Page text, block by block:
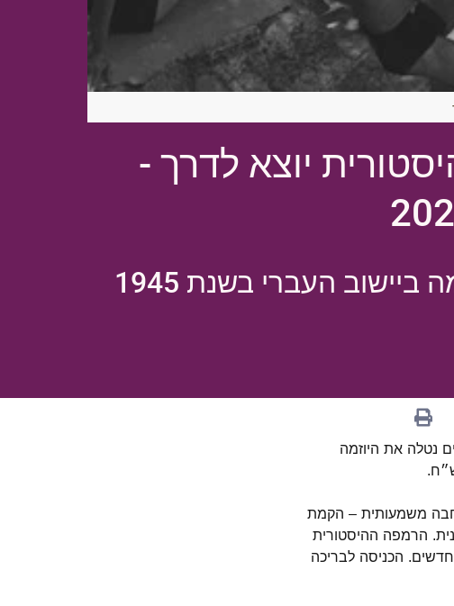
יוצא לדרך -
העברי בשנת 1945
נטלה את היוזמה
משמעותית – הקמת
הרמפה ההיסטורית
הכניסה לבריכה